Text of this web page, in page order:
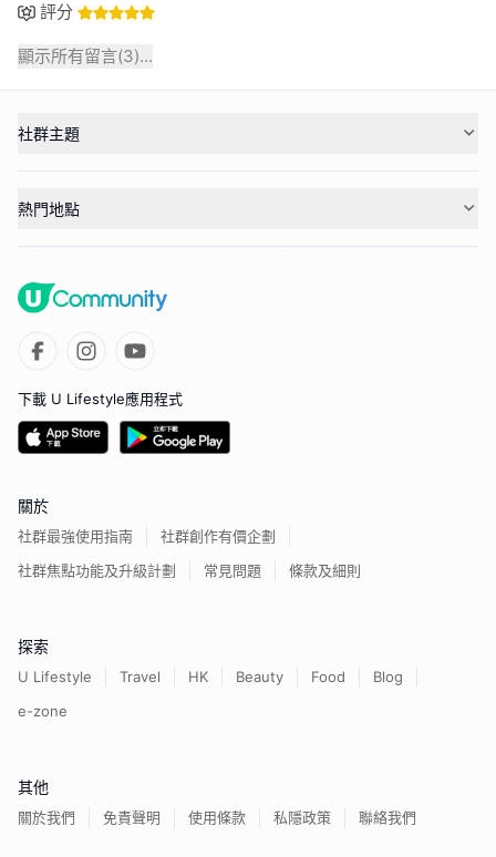
評分
顯示所有留言(3)...
社群主題
熱門地點
下載 U Lifestyle應用程式
關於
社群最強使用指南
社群創作有價企劃
社群焦點功能及升級計劃
常見問題 條款及細則
探索
U Lifestyle Travel HK Beauty Food
Blog
e-zone
其他
關於我們 免責聲明 使用條款 私隱政策 聯絡我們